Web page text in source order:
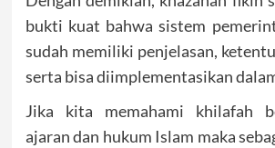
bukti kuat bahwa sistem
sudah memiliki penjelasan,
serta bisa diimplementasikan
Jika kita memahami khilafah
ajaran dan hukum Islam maka